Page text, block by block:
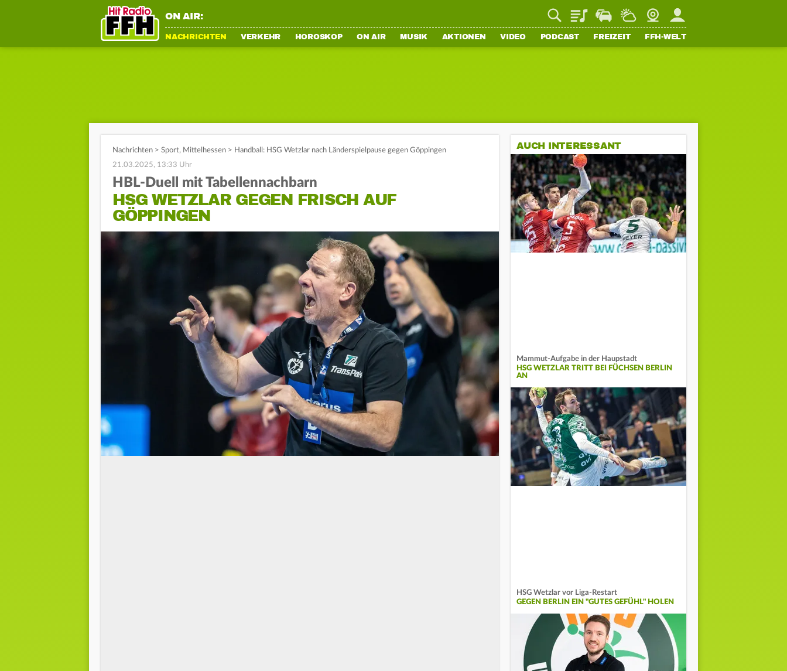
ON AIR: PlaylistStaupilotWetterWebcamMein FFH
NACHRICHTEN VERKEHR HOROSKOP ON AIR MUSIK AKTIONEN VIDEO PODCAST FREIZEIT FFH-WELT
Nachrichten > Sport, Mittelhessen > Handball: HSG Wetzlar nach Länderspielpause gegen Göppingen
21.03.2025, 13:33 Uhr
HBL-Duell mit Tabellennachbarn
HSG WETZLAR GEGEN FRISCH AUF
GÖPPINGEN
AUCH INTERESSANT
Mammut-Aufgabe in der Haupstadt
HSG WETZLAR TRITT BEI FÜCHSEN BERLIN
AN
HSG Wetzlar vor Liga-Restart
GEGEN BERLIN EIN "GUTES GEFÜHL" HOLEN